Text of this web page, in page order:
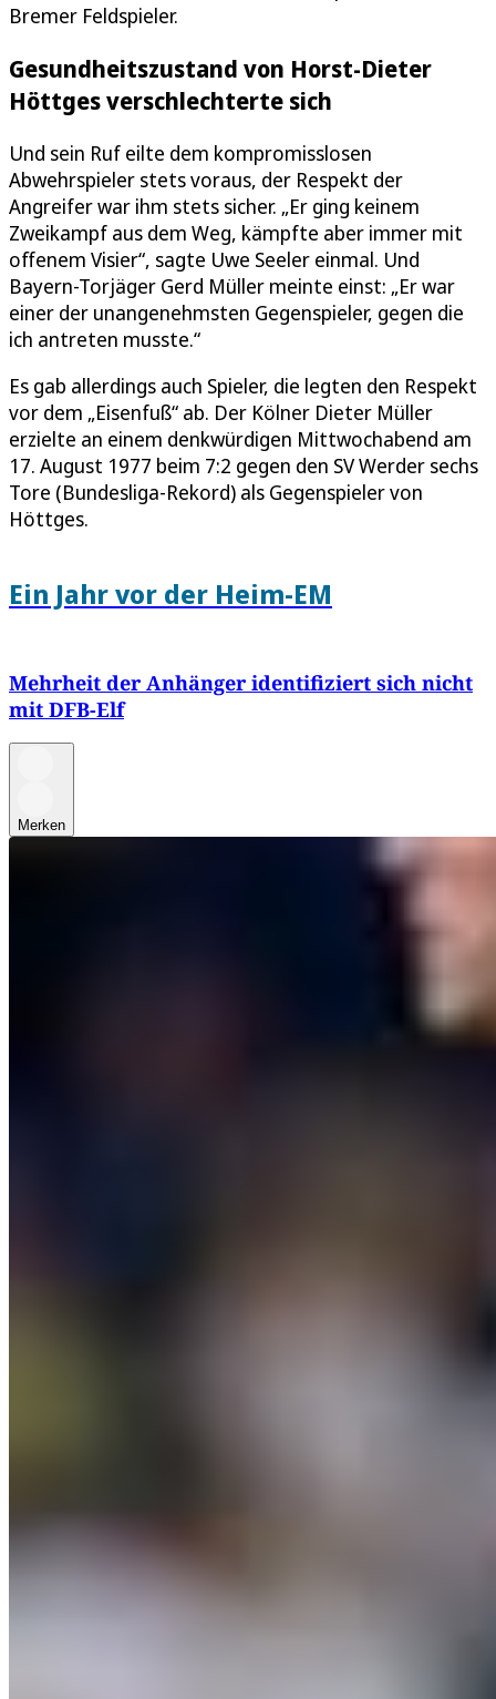
Bremer Feldspieler.
Gesundheitszustand von Horst-Dieter
Höttges verschlechterte sich
Und sein Ruf eilte dem kompromisslosen
Abwehrspieler stets voraus, der Respekt der
Angreifer war ihm stets sicher. „Er ging keinem
Zweikampf aus dem Weg, kämpfte aber immer mit
offenem Visier“, sagte Uwe Seeler einmal. Und
Bayern-Torjäger Gerd Müller meinte einst: „Er war
einer der unangenehmsten Gegenspieler, gegen die
ich antreten musste.“
Es gab allerdings auch Spieler, die legten den Respekt
vor dem „Eisenfuß“ ab. Der Kölner Dieter Müller
erzielte an einem denkwürdigen Mittwochabend am
17. August 1977 beim 7:2 gegen den SV Werder sechs
Tore (Bundesliga-Rekord) als Gegenspieler von
Höttges.
Ein Jahr vor der Heim-EM
Mehrheit der Anhänger identifiziert sich nicht
mit DFB-Elf
Merken